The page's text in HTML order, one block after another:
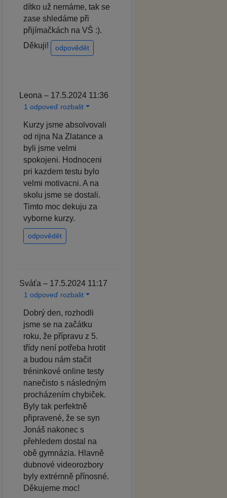
dítko už nemáme, tak se
zase shledáme při
přijímačkách na VŠ :).
Děkuji!
odpovědět
Leona – 17.5.2024 11:36
1 odpoveď rozbalit
Kurzy jsme absolvovali
od rijna Na Zlatance a
byli jsme velmi
spokojeni. Hodnoceni
pri kazdem testu bylo
velmi motivacni. A na
skolu jsme se dostali.
Timto moc dekuju za
vyborne kurzy.
odpovědět
Sváťa – 17.5.2024 11:17
1 odpoveď rozbalit
Dobrý den, rozhodli
jsme se na začátku
roku, že přípravu z 5.
třídy není potřeba hrotit
a budou nám stačit
tréninkové online testy
nanečisto s následným
procházením chybiček.
Byly tak perfektně
připravené, že se syn
Jonáš nakonec s
přehledem dostal na
obě gymnázia. Hlavně
dubnové videorozbory
byly extrémně přínosné.
Děkujeme moc!